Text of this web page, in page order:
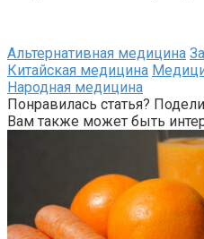
Альтернативная медицина
Китайская медицина
Народная медицина
Понравилась статья?
Вам также может быть